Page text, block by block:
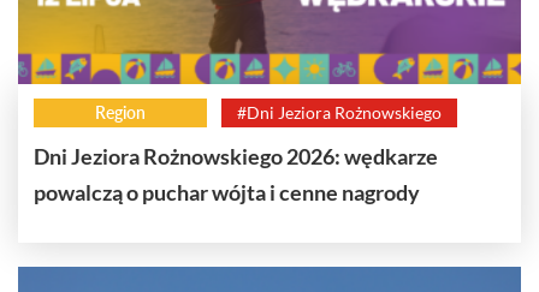
Region #Dni Jeziora Rożnowskiego
Dni Jeziora Rożnowskiego 2026: wędkarze
powalczą o puchar wójta i cenne nagrody